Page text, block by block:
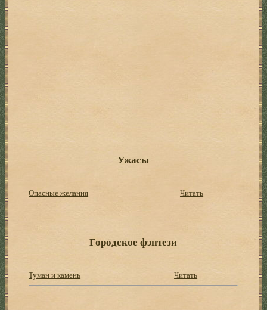
Ужасы
Опасные желания Читать
Городское фэнтези
Туман и камень Читать